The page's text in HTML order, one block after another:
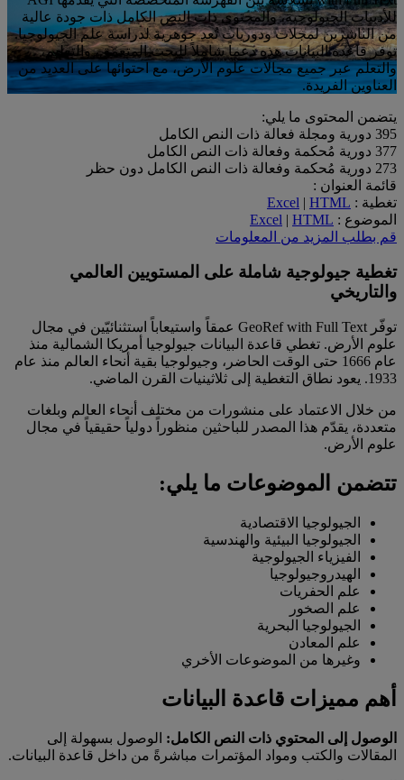
للأدبيات الجيولوجية، والمحتوي ذات النص الكامل ذات جودة عالية
من الناشرين لمجلات ودوريات تُعد جوهرية لدراسة علم الجيولوجيا.
توفر قاعدة البيانات هذه دعماً شاملاً للبحث المتعمّق، والتعليم،
والتعلّم عبر جميع مجالات علوم الأرض، مع احتوائها على العديد من
العناوين الفريدة.
يتضمن المحتوى ما يلي:
395 دورية ومجلة فعالة ذات النص الكامل
377 دورية مُحكمة وفعالة ذات النص الكامل
273 دورية مُحكمة وفعالة ذات النص الكامل دون حظر
قائمة العنوان :
تغطية :
Excel | HTML
الموضوع :
Excel | HTML
قم بطلب المزيد من المعلومات
تغطية جيولوجية شاملة على المستويين العالمي
والتاريخي
توفّر GeoRef with Full Text عمقاً واستيعاباً استثنائيّين في مجال
علوم الأرض. تغطي قاعدة البيانات جيولوجيا أمريكا الشمالية منذ
عام 1666 حتى الوقت الحاضر، وجيولوجيا بقية أنحاء العالم منذ عام
1933. يعود نطاق التغطية إلى ثلاثينيات القرن الماضي.
من خلال الاعتماد على منشورات من مختلف أنحاء العالم وبلغات
متعددة، يقدّم هذا المصدر للباحثين منظوراً دولياً حقيقياً في مجال
علوم الأرض.
تتضمن الموضوعات ما يلي:
الجيولوجيا الاقتصادية
الجيولوجيا البيئية والهندسية
الفيزياء الجيولوجية
الهيدروجيولوجيا
علم الحفريات
علم الصخور
الجيولوجيا البحرية
علم المعادن
وغيرها من الموضوعات الأخري
أهم مميزات قاعدة البيانات
الوصول إلى المحتوي ذات النص الكامل: الوصول بسهولة إلى
المقالات والكتب ومواد المؤتمرات مباشرةً من داخل قاعدة البيانات.